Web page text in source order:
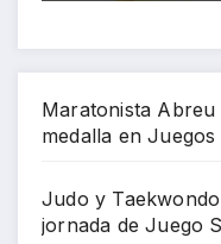
Maratonista
medalla en
Judo y
jornada de Juego